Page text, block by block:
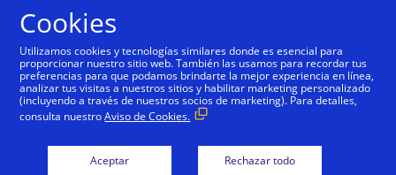
Cookies
Utilizamos cookies y tecnologías similares donde es esencial para
proporcionar nuestro sitio web. También las usamos para recordar tus
preferencias para que podamos brindarte la mejor experiencia en línea,
analizar tus visitas a nuestros sitios y habilitar marketing personalizado
(incluyendo a través de nuestros socios de marketing). Para detalles,
consulta nuestroAviso de Cookies.
Aceptar Rechazar todo